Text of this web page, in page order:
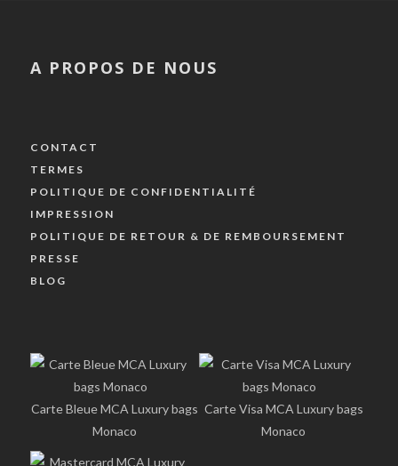
A PROPOS DE NOUS
CONTACT
TERMES
POLITIQUE DE CONFIDENTIALITÉ
IMPRESSION
POLITIQUE DE RETOUR & DE REMBOURSEMENT
PRESSE
BLOG
Carte Bleue MCA Luxury bags
Monaco
Carte Visa MCA Luxury bags
Monaco